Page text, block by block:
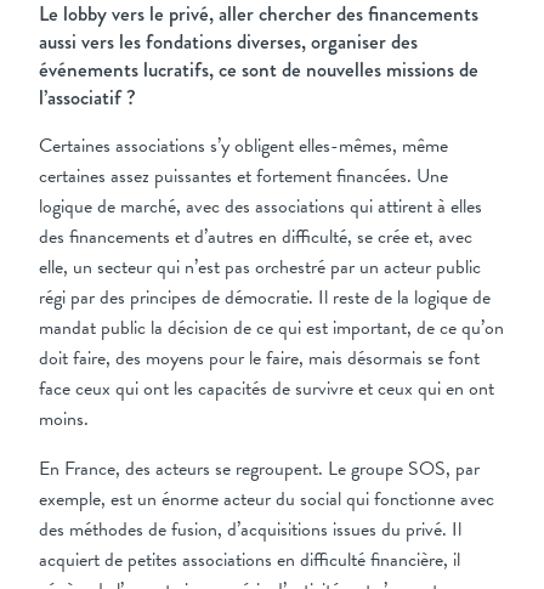
Le lobby vers le privé, aller chercher des financements
aussi vers les fondations diverses, organiser des
événements lucratifs, ce sont de nouvelles missions de
l’associatif ?
Certaines associations s’y obligent elles-mêmes, même
certaines assez puissantes et fortement financées. Une
logique de marché, avec des associations qui attirent à elles
des financements et d’autres en difficulté, se crée et, avec
elle, un secteur qui n’est pas orchestré par un acteur public
régi par des principes de démocratie. Il reste de la logique de
mandat public la décision de ce qui est important, de ce qu’on
doit faire, des moyens pour le faire, mais désormais se font
face ceux qui ont les capacités de survivre et ceux qui en ont
moins.
En France, des acteurs se regroupent. Le groupe SOS, par
exemple, est un énorme acteur du social qui fonctionne avec
des méthodes de fusion, d’acquisitions issues du privé. Il
acquiert de petites associations en difficulté financière, il